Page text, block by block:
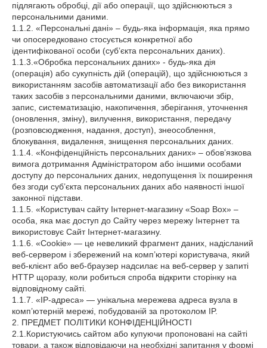
підлягають обробці, дії або операції, що здійснюються з
персональними даними.
1.1.2. «Персональні дані» – будь-яка інформація, яка прямо
чи опосередковано стосується конкретної або
ідентифікованої особи (суб’єкта персональних даних).
1.1.3.«Обробка персональних даних» - будь-яка дія
(операція) або сукупність дій (операцій), що здійснюються з
використанням засобів автоматизації або без використання
таких засобів з персональними даними, включаючи збір,
запис, систематизацію, накопичення, зберігання, уточнення
(оновлення, зміну), вилучення, використання, передачу
(розповсюдження, надання, доступ), знеособлення,
блокування, видалення, знищення персональних даних.
1.1.4. «Конфіденційність персональних даних» – обов’язкова
вимога дотримання Адміністратором або іншими особами
доступу до персональних даних, недопущення їх поширення
без згоди суб’єкта персональних даних або наявності іншої
законної підстави.
1.1.5. «Користувач сайту Інтернет-магазину «Soap Box» –
особа, яка має доступ до Сайту через мережу Інтернет та
використовує Сайт Інтернет-магазину.
1.1.6. «Cookie» — це невеликий фрагмент даних, надісланий
веб-сервером і збережений на комп’ютері користувача, який
веб-клієнт або веб-браузер надсилає на веб-сервер у запиті
HTTP щоразу, коли робиться спроба відкрити сторінку на
відповідному сайті.
1.1.7. «IP-адреса» — унікальна мережева адреса вузла в
комп’ютерній мережі, побудованій за протоколом IP.
2. ПРЕДМЕТ ПОЛІТИКИ КОНФІДЕНЦІЙНОСТІ
2.1.Користуючись сайтом або купуючи пропоновані на сайті
товари, а також відповідаючи на необхідні запитання у формі